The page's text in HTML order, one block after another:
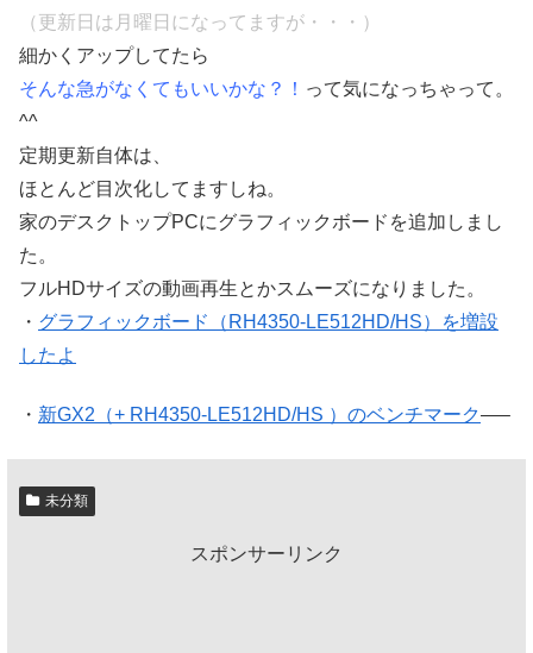
（更新日は月曜日になってますが・・・）
細かくアップしてたら
そんな急がなくてもいいかな？！ って気になっちゃって。
^^ゝ
定期更新自体は、
ほとんど目次化してますしね。
家のデスクトップPCにグラフィックボードを追加しまし
た。
フルHDサイズの動画再生とかスムーズになりました。
・ グラフィックボード（RH4350-LE512HD/HS）を増設
したよ
・ 新GX2（+ RH4350-LE512HD/HS ）のベンチマーク—–
未分類
スポンサーリンク